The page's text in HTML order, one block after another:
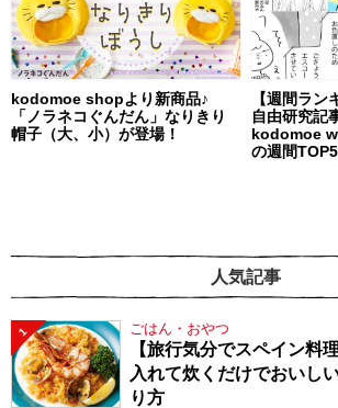
kodomoe shopより新商品♪
「ノラネコぐんだん」なりきり
帽子（大、小）が登場！
【週間ラ
自由研究記
kodomoe
の週間
人気記事
1 ごはん・おやつ
【旅行気分でスペイン料
入れて炊くだけでおいし
り方